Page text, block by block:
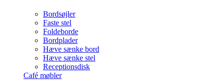
Bordsøjler
Faste stel
Foldeborde
Bordplader
Hæve sænke bord
Hæve sænke stel
Receptionsdisk
Café møbler